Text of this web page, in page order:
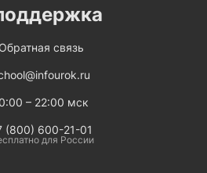
Обратная связь
– 22:00 мск
(800) 600-21-01
для России